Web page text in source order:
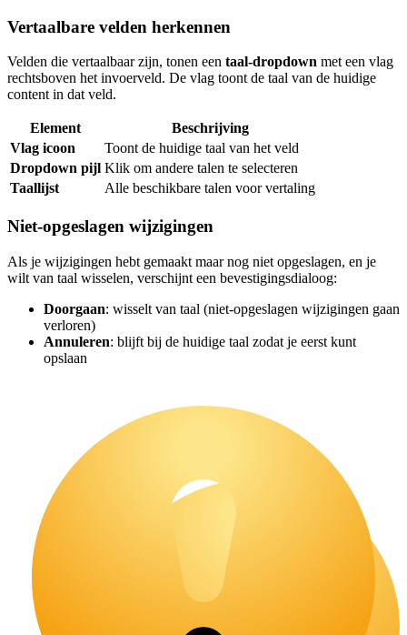
Vertaalbare velden herkennen
Velden die vertaalbaar zijn, tonen een taal-dropdown met een vlag
rechtsboven het invoerveld. De vlag toont de taal van de huidige
content in dat veld.
Element
Beschrijving
Vlag icoon
Toont de huidige taal van het veld
Dropdown pijl Klik om andere talen te selecteren
Taallijst
Alle beschikbare talen voor vertaling
Niet-opgeslagen wijzigingen
Als je wijzigingen hebt gemaakt maar nog niet opgeslagen, en je
wilt van taal wisselen, verschijnt een bevestigingsdialoog:
Doorgaan: wisselt van taal (niet-opgeslagen wijzigingen gaan
verloren)
Annuleren: blijft bij de huidige taal zodat je eerst kunt
opslaan